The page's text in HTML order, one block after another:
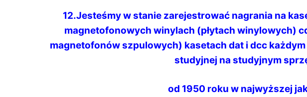
12.Jesteśmy w stanie zarejestrować nagrania na
magnetofonowych winylach (płytach winylowych)
magnetofonów szpulowych) kasetach dat i dcc
studyjnej na studyjnym
od 1950 roku w najwyższej